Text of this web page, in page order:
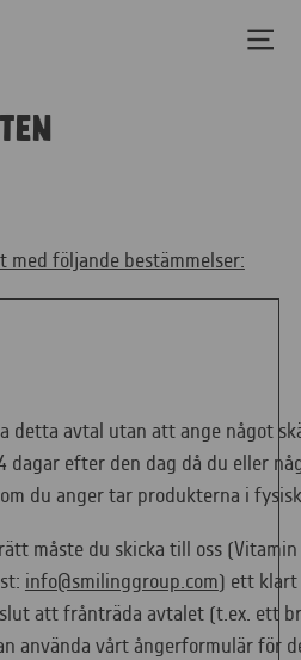
med följande bestämmelser:
detta avtal utan att ange något
dagar efter den dag då du eller
du anger tar produkterna i
måste du skicka till oss (Vitamin
info@smilinggroup.com) ett
att frånträda avtalet (t.ex. ett
använda vårt ångerformulär för